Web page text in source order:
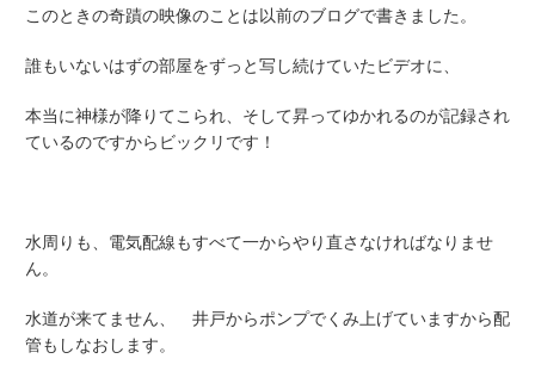
このときの奇蹟の映像のことは以前のブログで書きました。
誰もいないはずの部屋をずっと写し続けていたビデオに、
本当に神様が降りてこられ、そして昇ってゆかれるのが記録され
ているのですからビックリです！
水周りも、電気配線もすべて一からやり直さなければなりませ
ん。
水道が来てません、 井戸からポンプでくみ上げていますから配
管もしなおします。